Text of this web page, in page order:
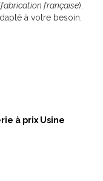
fabrication française).
à votre besoin.
à prix Usine